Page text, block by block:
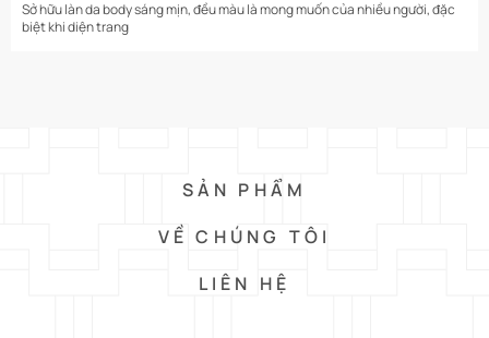
Sở hữu làn da body sáng mịn, đều màu là mong muốn của nhiều người, đặc
biệt khi diện trang
SẢN PHẨM
VỀ CHÚNG TÔI
LIÊN HỆ